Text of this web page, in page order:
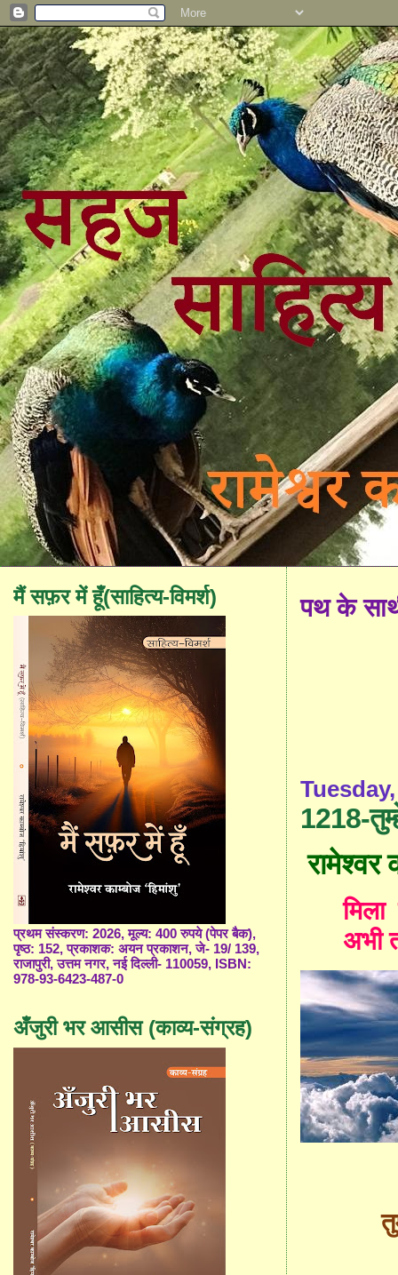
पथ के
1218-
रामेश्वर
मिला
अभी
तुम्हीं
मैं सफ़र में हूँ(साहित्य-विमर्श)
प्रथम संस्करण: 2026, मूल्य: 400 रुपये (पेपर बैक),
पृष्ठ: 152, प्रकाशक: अयन प्रकाशन, जे- 19/ 139,
राजापुरी, उत्तम नगर, नई दिल्ली- 110059, ISBN:
978-93-6423-487-0
अँजुरी भर आसीस (काव्य-संग्रह)